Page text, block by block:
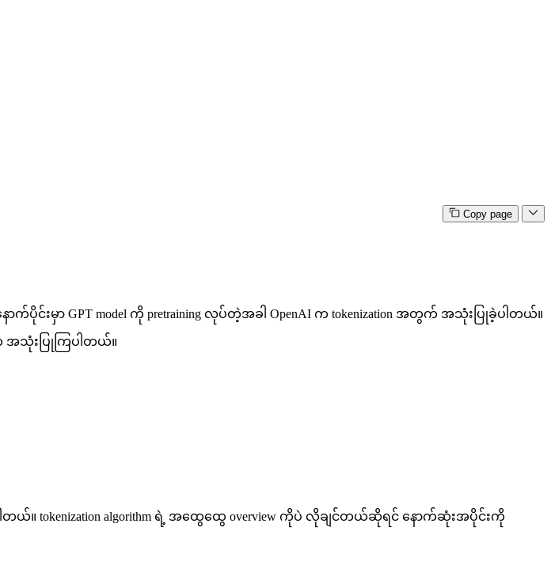
Copy page
ောက်ပိုင်းမှာ GPT model ကို pretraining လုပ်တဲ့အခါ OpenAI က tokenization အတွက် အသုံးပြုခဲ့ပါတယ်။
းက အသုံးပြုကြပါတယ်။
တယ်။ tokenization algorithm ရဲ့ အထွေထွေ overview ကိုပဲ လိုချင်တယ်ဆိုရင် နောက်ဆုံးအပိုင်းကို